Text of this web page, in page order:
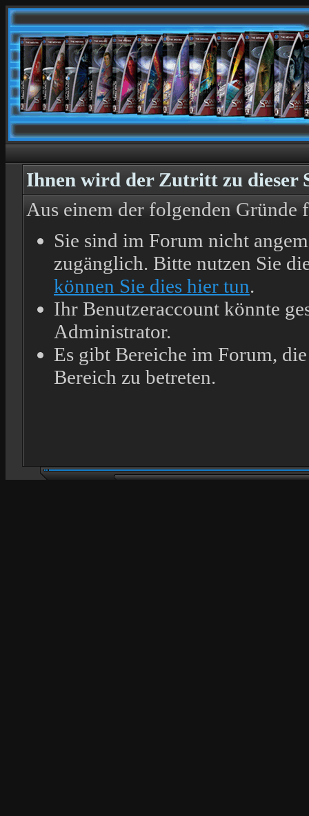
Ihnen wird der Zutritt zu dieser
Aus einem der folgenden Gründe
Sie sind im Forum nicht
zugänglich. Bitte nutzen Sie
können Sie dies hier tun.
Ihr Benutzeraccount könnte
Administrator.
Es gibt Bereiche im Forum,
Bereich zu betreten.